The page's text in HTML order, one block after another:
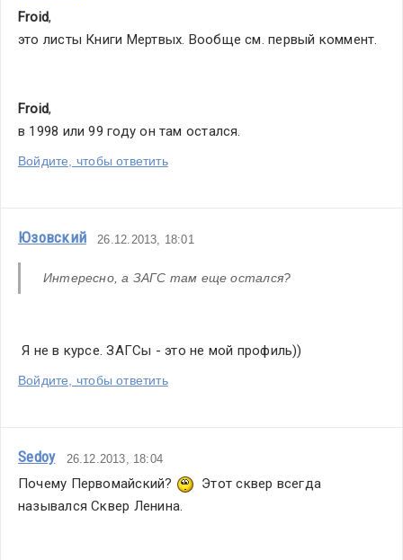
Froid,
это листы Книги Мертвых. Вообще см. первый коммент.
Froid,
в 1998 или 99 году он там остался.
Войдите, чтобы ответить
Юзовский 26.12.2013, 18:01
Интересно, а ЗАГС там еще остался?
Я не в курсе. ЗАГСы - это не мой профиль))
Войдите, чтобы ответить
Sedoy 26.12.2013, 18:04
Почему Первомайский?
  Этот сквер всегда
назывался Сквер Ленина.